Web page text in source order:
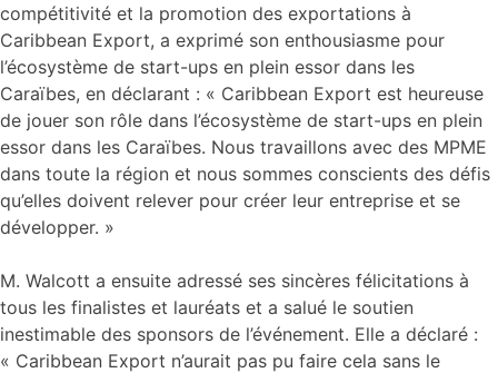
compétitivité et la promotion des exportations à
Caribbean Export, a exprimé son enthousiasme pour
l’écosystème de start-ups en plein essor dans les
Caraïbes, en déclarant : « Caribbean Export est heureuse
de jouer son rôle dans l’écosystème de start-ups en plein
essor dans les Caraïbes. Nous travaillons avec des MPME
dans toute la région et nous sommes conscients des défis
qu’elles doivent relever pour créer leur entreprise et se
développer. »
M. Walcott a ensuite adressé ses sincères félicitations à
tous les finalistes et lauréats et a salué le soutien
inestimable des sponsors de l’événement. Elle a déclaré :
« Caribbean Export n’aurait pas pu faire cela sans le